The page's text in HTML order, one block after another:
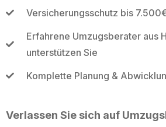
Versicherungsschutz bis
Erfahrene Umzugsberater aus
unterstützen Sie
Komplette Planung &
Verlassen Sie sich auf